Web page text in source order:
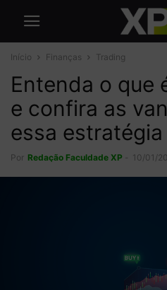
Início Finanças Trading
Entenda o que
e confira as
essa estratégia
Por Redação Faculdade XP 10/01/